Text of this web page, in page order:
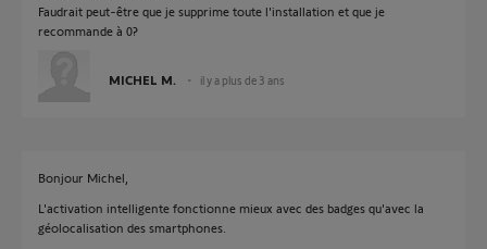
Faudrait peut-être que je supprime toute l'installation et que je
recommande à 0?
MICHEL M. il y a plus de 3 ans
Bonjour Michel,
L'activation intelligente fonctionne mieux avec des badges qu'avec la
géolocalisation des smartphones.